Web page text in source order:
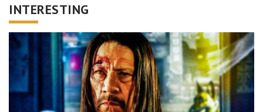
INTERESTING